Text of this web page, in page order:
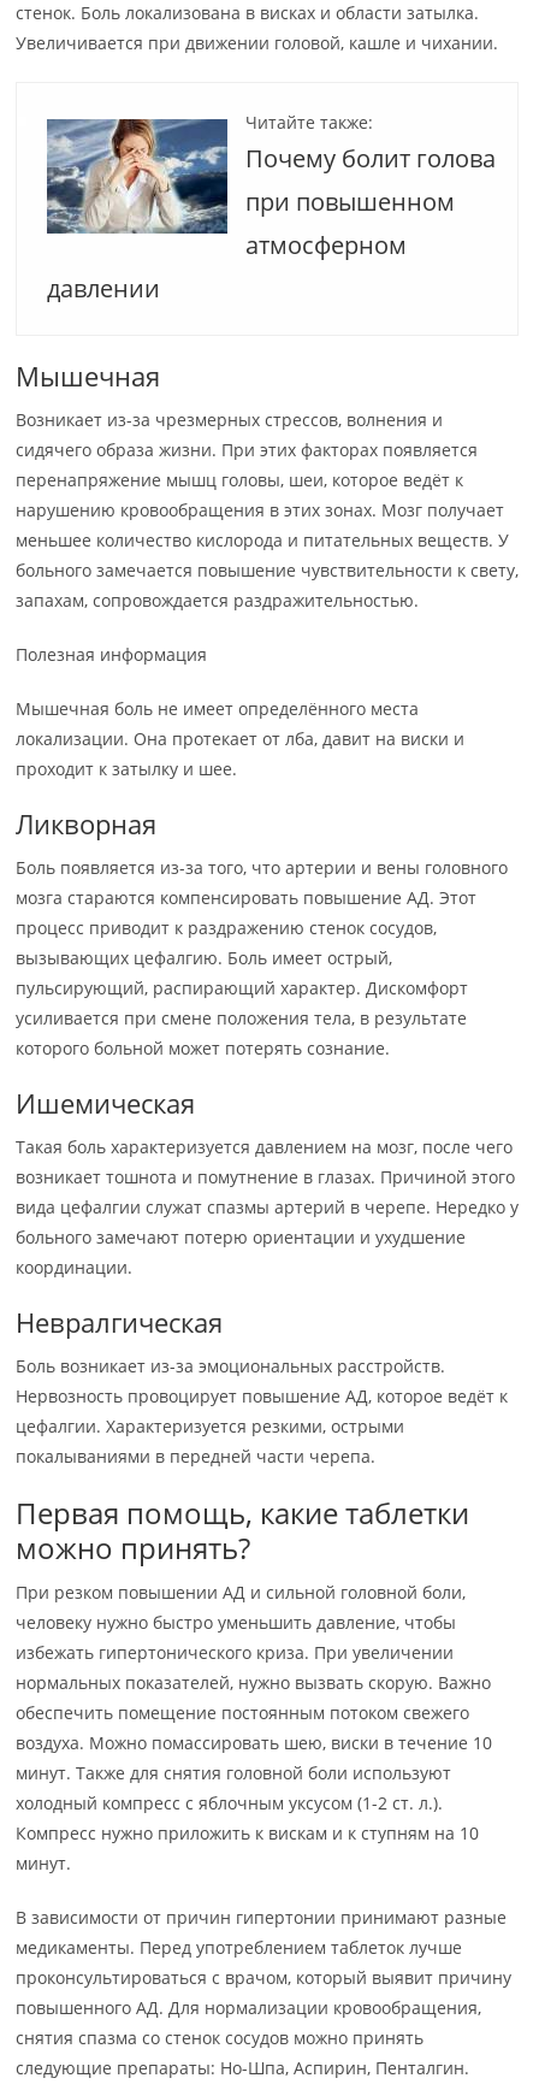
стенок. Боль локализована в висках и области затылка.
Увеличивается при движении головой, кашле и чихании.
Читайте также:
Почему болит голова
при повышенном
атмосферном
давлении
Мышечная
Возникает из-за чрезмерных стрессов, волнения и
сидячего образа жизни. При этих факторах появляется
перенапряжение мышц головы, шеи, которое ведёт к
нарушению кровообращения в этих зонах. Мозг получает
меньшее количество кислорода и питательных веществ. У
больного замечается повышение чувствительности к свету,
запахам, сопровождается раздражительностью.
Полезная информация
Мышечная боль не имеет определённого места
локализации. Она протекает от лба, давит на виски и
проходит к затылку и шее.
Ликворная
Боль появляется из-за того, что артерии и вены головного
мозга стараются компенсировать повышение АД. Этот
процесс приводит к раздражению стенок сосудов,
вызывающих цефалгию. Боль имеет острый,
пульсирующий, распирающий характер. Дискомфорт
усиливается при смене положения тела, в результате
которого больной может потерять сознание.
Ишемическая
Такая боль характеризуется давлением на мозг, после чего
возникает тошнота и помутнение в глазах. Причиной этого
вида цефалгии служат спазмы артерий в черепе. Нередко у
больного замечают потерю ориентации и ухудшение
координации.
Невралгическая
Боль возникает из-за эмоциональных расстройств.
Нервозность провоцирует повышение АД, которое ведёт к
цефалгии. Характеризуется резкими, острыми
покалываниями в передней части черепа.
Первая помощь, какие таблетки
можно принять?
При резком повышении АД и сильной головной боли,
человеку нужно быстро уменьшить давление, чтобы
избежать гипертонического криза. При увеличении
нормальных показателей, нужно вызвать скорую. Важно
обеспечить помещение постоянным потоком свежего
воздуха. Можно помассировать шею, виски в течение 10
минут. Также для снятия головной боли используют
холодный компресс с яблочным уксусом (1-2 ст. л.).
Компресс нужно приложить к вискам и к ступням на 10
минут.
В зависимости от причин гипертонии принимают разные
медикаменты. Перед употреблением таблеток лучше
проконсультироваться с врачом, который выявит причину
повышенного АД. Для нормализации кровообращения,
снятия спазма со стенок сосудов можно принять
следующие препараты: Но-Шпа, Аспирин, Пенталгин.